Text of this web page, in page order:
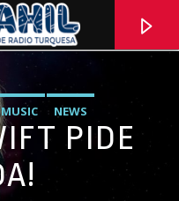
MUSIC NEWS
PIDE